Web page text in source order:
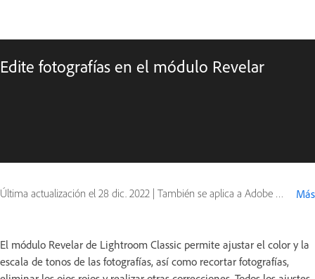
Edite fotografías en el módulo Revelar
Última actualización el 28 dic. 2022 | También se aplica a Adobe Lightroom Más
El módulo Revelar de Lightroom Classic permite ajustar el color y la
escala de tonos de las fotografías, así como recortar fotografías,